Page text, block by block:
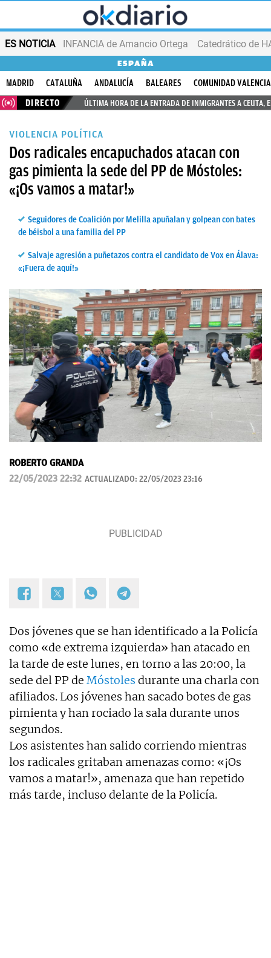
ES NOTICIA INFANCIA de Amancio Ortega
ESPAÑA
MADRID CATALUÑA ANDALUCÍA BALEARES
COMUNIDAD
DIRECTO
ÚLTIMA HORA DE LA ENTRADA DE INMIGRANTES A CEUTA,
VIOLENCIA POLÍTICA
Dos radicales encapuchados atacan con
gas pimienta la sede del PP de Móstoles:
«¡Os vamos a matar!»
Seguidores de Coalición por Melilla apuñalan y golpean con bates
de béisbol a una familia del PP
Salvaje agresión a puñetazos contra el candidato de Vox en Álava:
«¡Fuera de aquí!»
ROBERTO GRANDA
22/05/2023 22:32 ACTUALIZADO: 22/05/2023 23:16
Dos jóvenes que se han identificado a la Policía
como «de extrema izquierda» han atacado en
la tarde de este lunes, en torno a las 20:00, la
sede del PP de Móstoles durante una charla con
afiliados. Los jóvenes han sacado botes de gas
pimienta y han rociado la sala durante unos
segundos.
Los asistentes han salido corriendo mientras
los radicales gritaban amenazas como: «¡Os
vamos a matar!», amenaza que han repetido
más tarde, incluso delante de la Policía.